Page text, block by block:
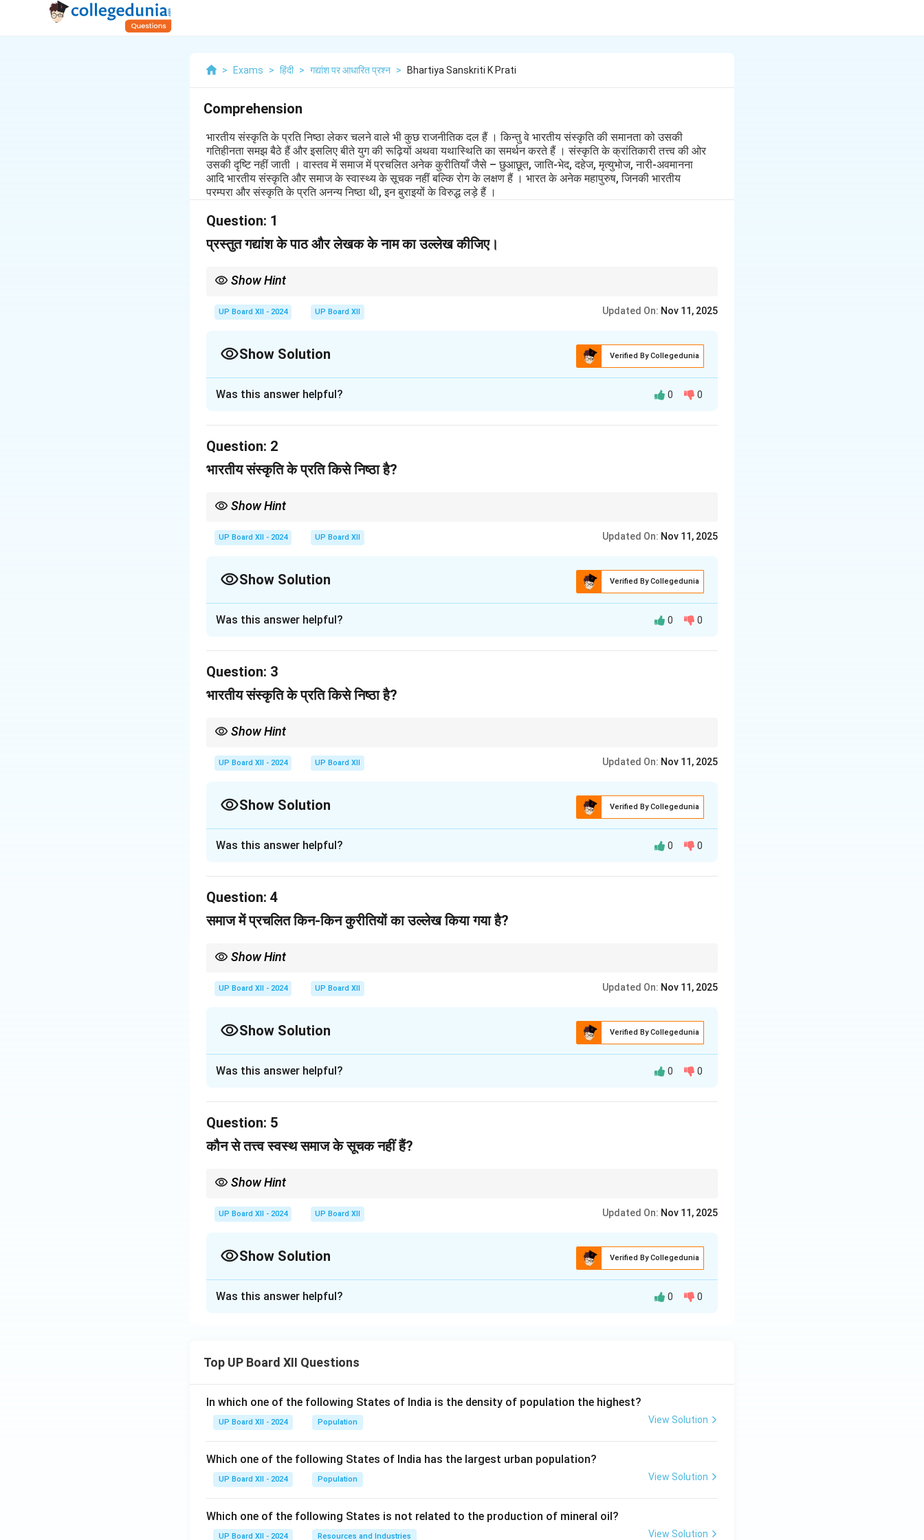
> Exams > हिंदी > गद्यांश पर आधारित प्रश्न > Bhartiya Sanskriti K Prati
Comprehension
भारतीय संस्कृति के प्रति निष्ठा लेकर चलने वाले भी कुछ राजनीतिक दल हैं । किन्तु वे भारतीय संस्कृति की समानता को उसकी
गतिहीनता समझ बैठे हैं और इसलिए बीते युग की रूढ़ियों अथवा यथास्थिति का समर्थन करते हैं । संस्कृति के क्रांतिकारी तत्त्व की ओर
उसकी दृष्टि नहीं जाती । वास्तव में समाज में प्रचलित अनेक कुरीतियाँ जैसे – छुआछूत, जाति-भेद, दहेज, मृत्युभोज, नारी-अवमानना
आदि भारतीय संस्कृति और समाज के स्वास्थ्य के सूचक नहीं बल्कि रोग के लक्षण हैं । भारत के अनेक महापुरुष, जिनकी भारतीय
परम्परा और संस्कृति के प्रति अनन्य निष्ठा थी, इन बुराइयों के विरुद्ध लड़े हैं ।
Question: 1
प्रस्तुत गद्यांश के पाठ और लेखक के नाम का उल्लेख कीजिए।
Show Hint
UP Board XII - 2024 UP Board XII Updated On: Nov 11, 2025
Show Solution Verified By Collegedunia
Download Solution in PDF
Was this answer helpful? 0 0
Question: 2
भारतीय संस्कृति के प्रति किसे निष्ठा है?
Show Hint
UP Board XII - 2024 UP Board XII Updated On: Nov 11, 2025
Show Solution Verified By Collegedunia
Download Solution in PDF
Was this answer helpful? 0 0
Question: 3
भारतीय संस्कृति के प्रति किसे निष्ठा है?
Show Hint
UP Board XII - 2024 UP Board XII Updated On: Nov 11, 2025
Show Solution Verified By Collegedunia
Download Solution in PDF
Was this answer helpful? 0 0
Question: 4
समाज में प्रचलित किन-किन कुरीतियों का उल्लेख किया गया है?
Show Hint
UP Board XII - 2024 UP Board XII Updated On: Nov 11, 2025
Show Solution Verified By Collegedunia
Download Solution in PDF
Was this answer helpful? 0 0
Question: 5
कौन से तत्त्व स्वस्थ समाज के सूचक नहीं हैं?
Show Hint
UP Board XII - 2024 UP Board XII Updated On: Nov 11, 2025
Show Solution Verified By Collegedunia
Download Solution in PDF
Was this answer helpful? 0 0
Top UP Board XII Questions
In which one of the following States of India is the density of population the highest?
UP Board XII - 2024 Population View Solution
Which one of the following States of India has the largest urban population?
UP Board XII - 2024 Population View Solution
Which one of the following States is not related to the production of mineral oil?
UP Board XII - 2024 Resources and Industries View Solution